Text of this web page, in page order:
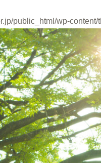
public_html/wp-